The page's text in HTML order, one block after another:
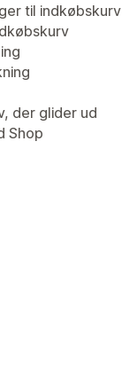
til indkøbskurv
der glider ud
Shop